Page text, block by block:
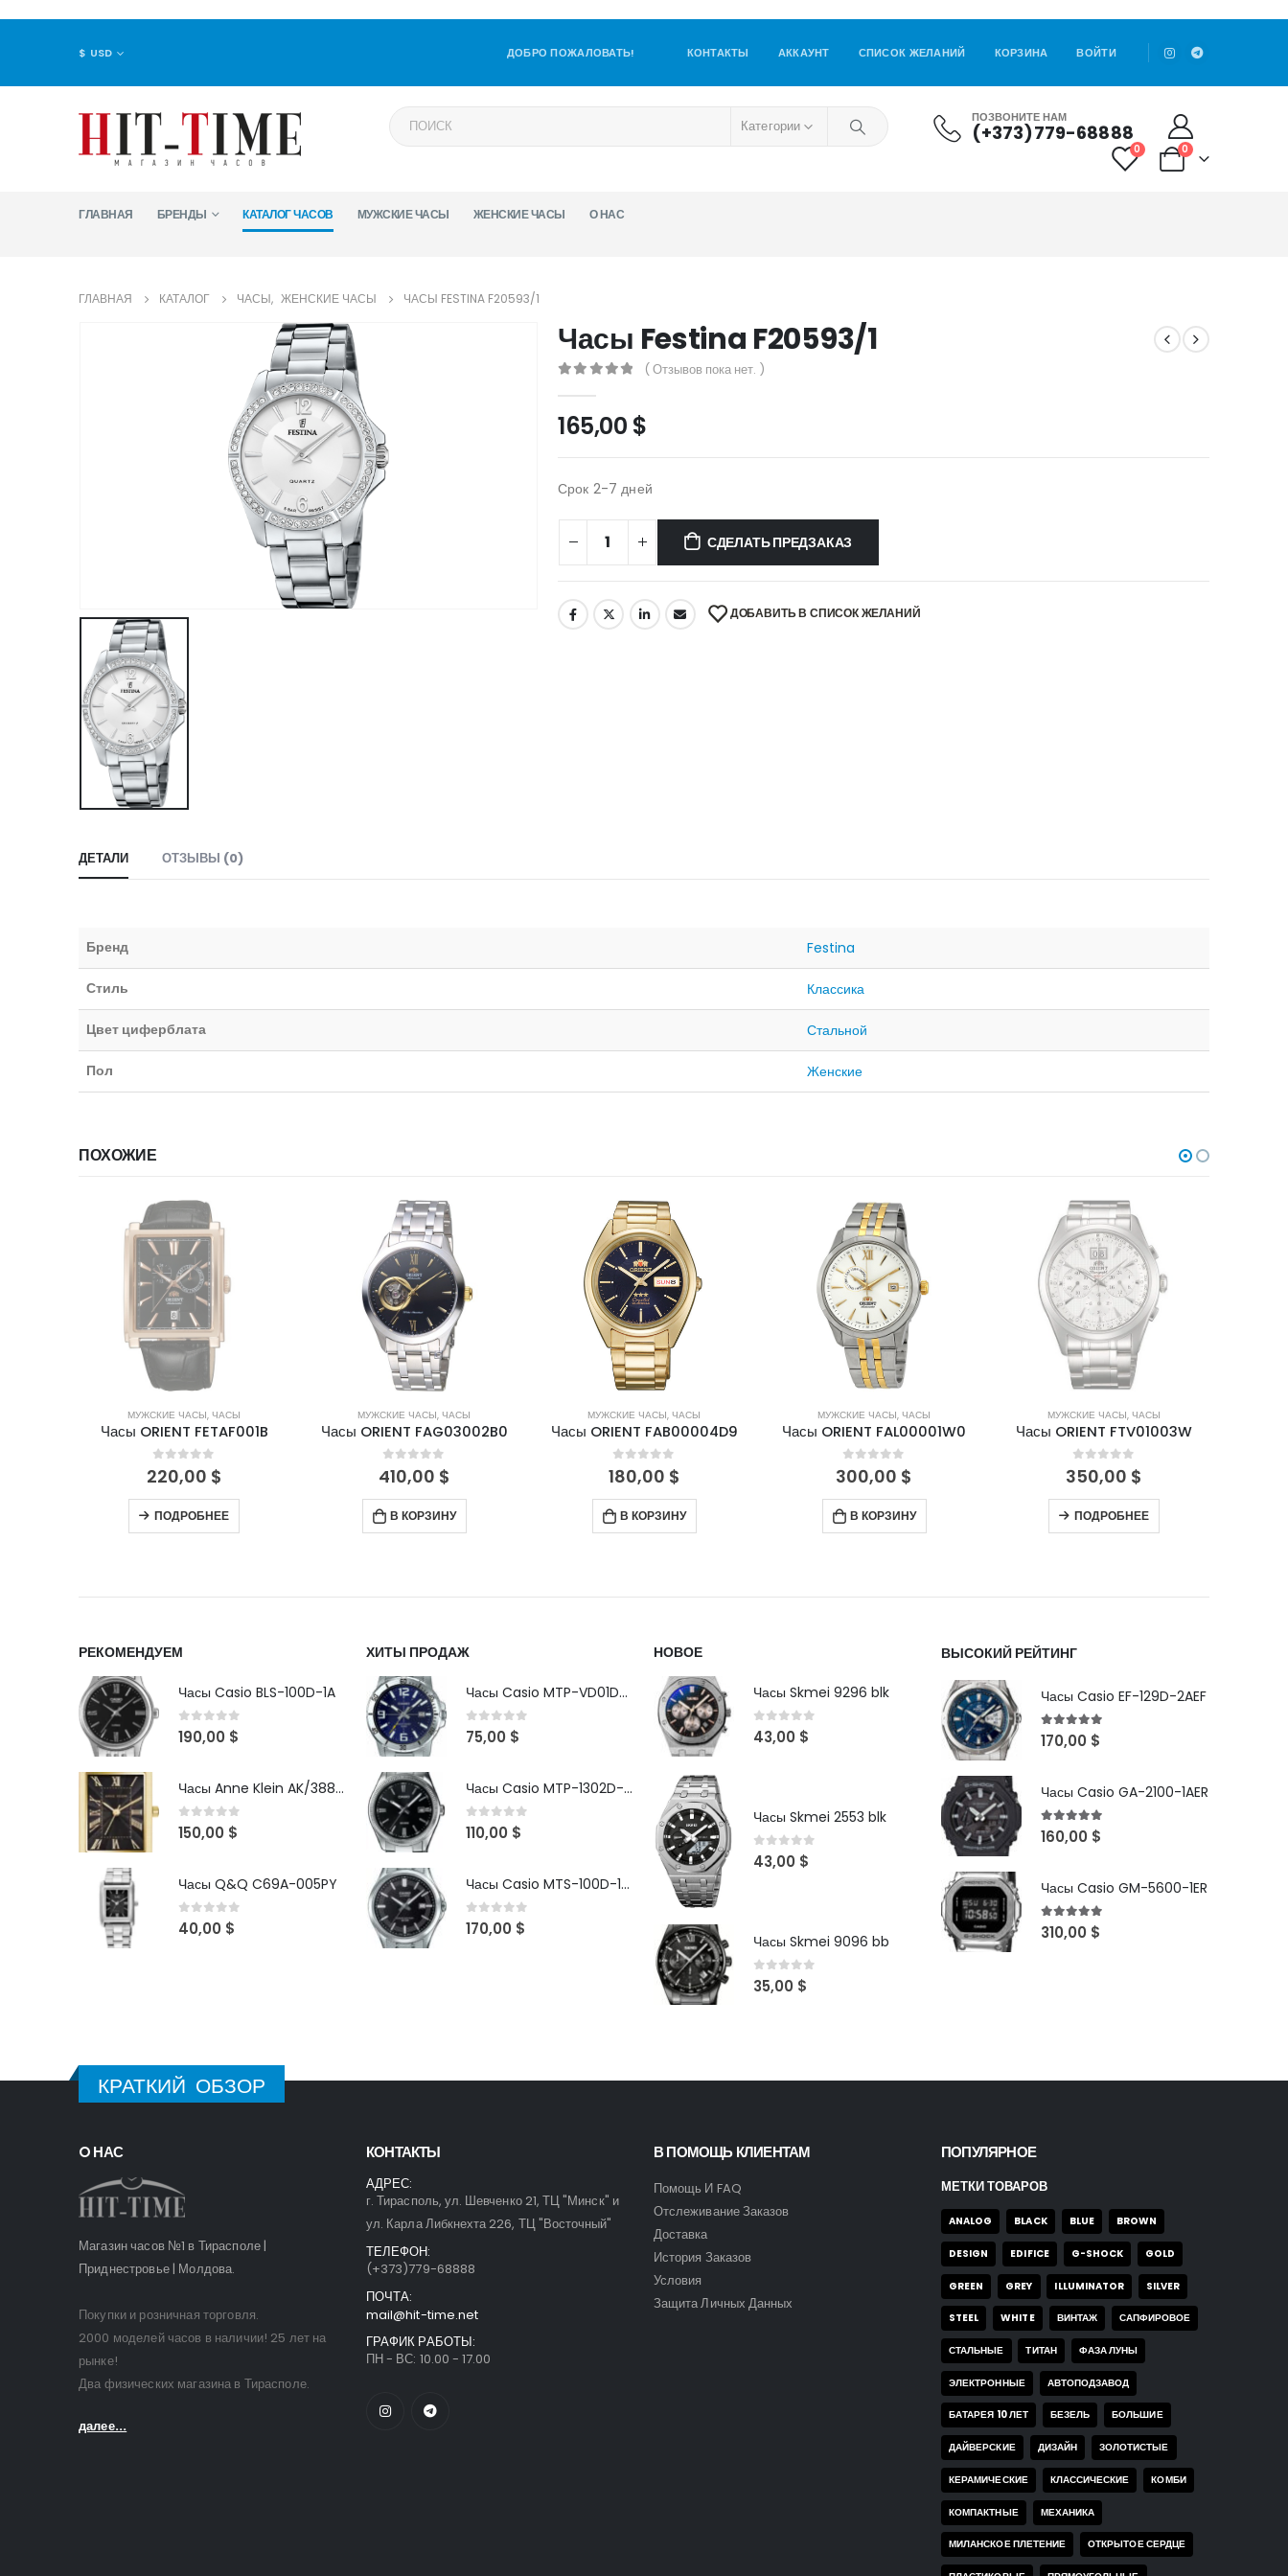
$ USD ДОБРО ПОЖАЛОВАТЬ! КОНТАКТЫ АККАУНТ СПИСОК ЖЕЛАНИЙ КОРЗИНА ВОЙТИ
Категории ПОЗВОНИТЕ НАМ
(+373)779-68888
0 0
ГЛАВНАЯ БРЕНДЫ КАТАЛОГ ЧАСОВ МУЖСКИЕ ЧАСЫ ЖЕНСКИЕ ЧАСЫ О НАС
ГЛАВНАЯ КАТАЛОГ ЧАСЫ, ЖЕНСКИЕ ЧАСЫ ЧАСЫ FESTINA F20593/1
Часы Festina F20593/1
( Отзывов пока нет. )
165,00 $
Срок 2-7 дней
СДЕЛАТЬ ПРЕДЗАКАЗ
ДОБАВИТЬ В СПИСОК ЖЕЛАНИЙ
ДЕТАЛИ ОТЗЫВЫ (0)
Бренд Festina
Стиль Классика
Цвет циферблата Стальной
Пол Женские
ПОХОЖИЕ
НЕТ В НАЛИЧИИ
МУЖСКИЕ ЧАСЫ, ЧАСЫ
Часы ORIENT FETAF001B
0out of 5
220,00 $
ПОДРОБНЕЕ
МУЖСКИЕ ЧАСЫ, ЧАСЫ
Часы ORIENT FAG03002B0
0out of 5
410,00 $
В КОРЗИНУ
МУЖСКИЕ ЧАСЫ, ЧАСЫ
Часы ORIENT FAB00004D9
0out of 5
180,00 $
В КОРЗИНУ
МУЖСКИЕ ЧАСЫ, ЧАСЫ
Часы ORIENT FAL00001W0
0out of 5
300,00 $
В КОРЗИНУ
НЕТ В НАЛИЧИИ
МУЖСКИЕ ЧАСЫ, ЧАСЫ
Часы ORIENT FTV01003W
0out of 5
350,00 $
ПОДРОБНЕЕ
РЕКОМЕНДУЕМ
Часы Casio BLS-100D-1A
0out of 5
190,00 $
Часы Anne Klein AK/3882BKGB
0out of 5
150,00 $
Часы Q&Q C69A-005PY
0 out of 5
40,00 $
ХИТЫ ПРОДАЖ
Часы Casio MTP-VD01D-2B
0out of 5
75,00 $
Часы Casio MTP-1302D-1A1VDF
0out of 5
110,00 $
Часы Casio MTS-100D-1AV
0out of 5
170,00 $
НОВОЕ
Часы Skmei 9296 blk
0 out of 5
43,00 $
Часы Skmei 2553 blk
0 out of 5
43,00 $
Часы Skmei 9096 bb
0out of 5
35,00 $
ВЫСОКИЙ РЕЙТИНГ
Часы Casio EF-129D-2AEF
5out of 5
170,00 $
Часы Casio GA-2100-1AER
5out of 5
160,00 $
Часы Casio GM-5600-1ER
5out of 5
310,00 $
КРАТКИЙ ОБЗОР
O НАС
Магазин часов №1 в Тирасполе |
Приднестровье | Молдова.
Покупки и розничная торговля.
2000 моделей часов в наличии! 25 лет на
рынке!
Два физических магазина в Тирасполе.
далее...
КОНТАКТЫ
АДРЕС:
г. Тирасполь, ул. Шевченко 21, ТЦ "Минск" и
ул. Карла Либкнехта 226, ТЦ "Восточный"
ТЕЛЕФОН:
(+373)779-68888
ПОЧТА:
mail@hit-time.net
ГРАФИК РАБОТЫ:
ПН - ВС: 10.00 - 17.00
В ПОМОЩЬ КЛИЕНТАМ
Помощь И FAQ
Отслеживание Заказов
Доставка
История Заказов
Условия
Защита Личных Данных
ПОПУЛЯРНОЕ
МЕТКИ ТОВАРОВ
ANALOG BLACK BLUE BROWN
DESIGN EDIFICE G-SHOCK GOLD
GREEN GREY ILLUMINATOR SILVER
STEEL WHITE ВИНТАЖ САПФИРОВОЕ
СТАЛЬНЫЕ ТИТАН ФАЗА ЛУНЫ
ЭЛЕКТРОННЫЕ АВТОПОДЗАВОД
БАТАРЕЯ 10 ЛЕТ БЕЗЕЛЬ БОЛЬШИЕ
ДАЙВЕРСКИЕ ДИЗАЙН ЗОЛОТИСТЫЕ
КЕРАМИЧЕСКИЕ КЛАССИЧЕСКИЕ КОМБИ
КОМПАКТНЫЕ МЕХАНИКА
МИЛАНСКОЕ ПЛЕТЕНИЕ ОТКРЫТОЕ СЕРДЦЕ